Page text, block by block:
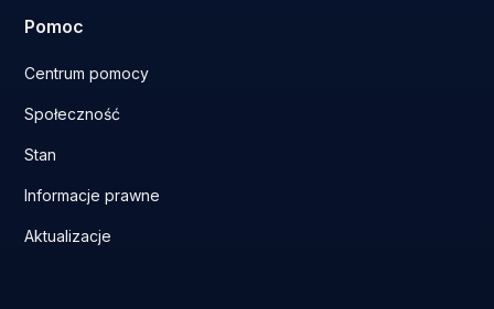
Pomoc
Centrum pomocy
Społeczność
Stan
Informacje prawne
Aktualizacje